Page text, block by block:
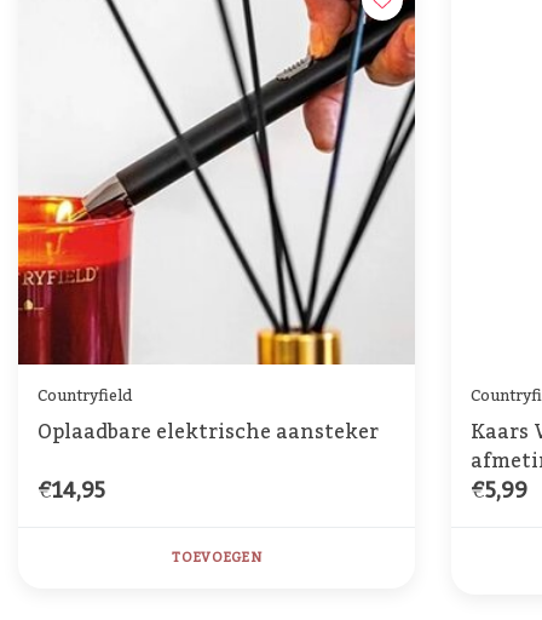
Countryfield
Oplaadbare elektrische aansteker
€14,95
TOEVOEGEN
Kaars
€5,99